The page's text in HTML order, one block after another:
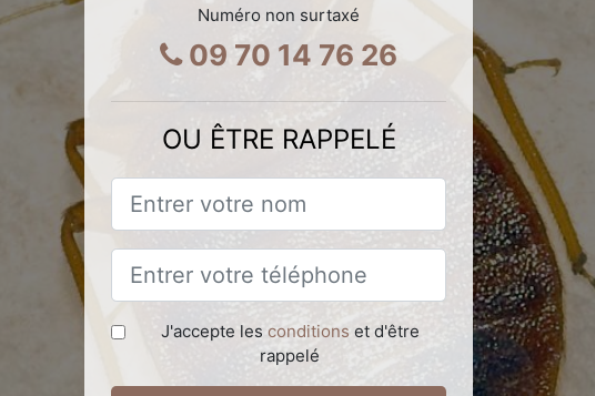
Numéro non surtaxé
09 70 14 76 26
OU ÊTRE RAPPELÉ
J'accepte les conditions et d'être
rappelé